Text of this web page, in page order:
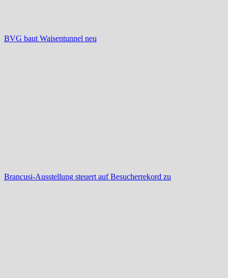
BVG baut Waisentunnel neu
Brancusi-Ausstellung steuert auf Besucherrekord zu